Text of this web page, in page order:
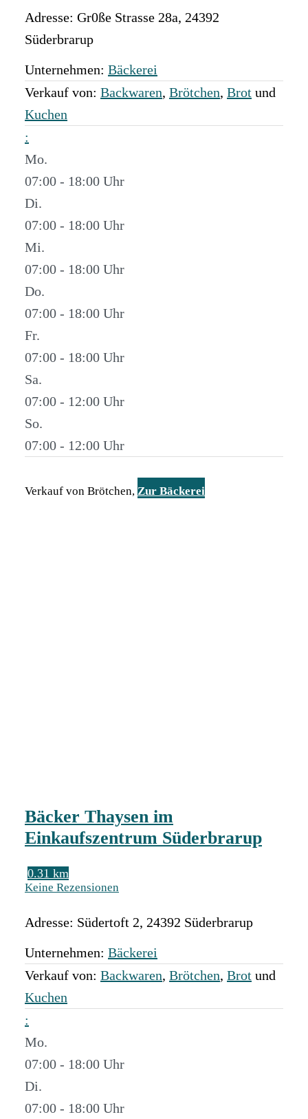
Adresse: Gr0ße Strasse 28a, 24392
Süderbrarup
Unternehmen: Bäckerei
Verkauf von: Backwaren, Brötchen, Brot und
Kuchen
:
Mo.
07:00 - 18:00
Di.
07:00 - 18:00
Mi.
07:00 - 18:00
Do.
07:00 - 18:00
Fr.
07:00 - 18:00
Sa.
07:00 - 12:00
So.
07:00 - 12:00
Verkauf von Brötchen, Zur Bäckerei
Bäcker Thaysen im
Einkaufszentrum Süderbrarup
0.31 km
Keine Rezensionen
Adresse: Südertoft 2, 24392 Süderbrarup
Unternehmen: Bäckerei
Verkauf von: Backwaren, Brötchen, Brot und
Kuchen
:
Mo.
07:00 - 18:00
Di.
07:00 - 18:00